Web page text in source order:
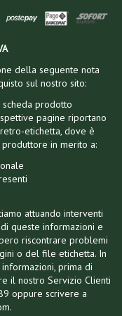
della seguente nota
sul nostro sito:
prodotto
pagine riportano
etichetta, dove è
in merito a:
attuando interventi
queste informazioni e
riscontrare problemi
o del file etichetta. In
prima di
il nostro Servizio Clienti
oppure scrivere a